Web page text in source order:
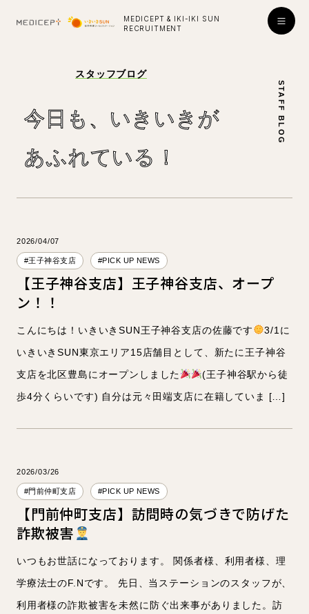
MEDICEPT & IKI-IKI SUN
RECRUITMENT
学び・成長
対談インタビュー
看護師 看護師
所長 副所長
お知らせ・イベント
入社お祝い金プレゼント！
公式ライン
スタッフブログ
今⽇も、いきいきが
あふれている！
STAFF BLOG
2026/04/07
#王子神谷支店 #PICK UP NEWS
【王子神谷支店】王子神谷支店、オープ
ン！！
こんにちは！いきいきSUN王子神谷支店の佐藤です
3/1に
いきいきSUN東京エリア15店舗目として、新たに王子神谷
支店を北区豊島にオープンしました
(王子神谷駅から徒
歩4分くらいです) 自分は元々田端支店に在籍していま […]
2026/03/26
#門前仲町支店 #PICK UP NEWS
【門前仲町支店】訪問時の気づきで防げた
詐欺被害
いつもお世話になっております。 関係者様、利用者様、理
学療法士のF.Nです。 先日、当ステーションのスタッフが、
利用者様の詐欺被害を未然に防ぐ出来事がありました。訪